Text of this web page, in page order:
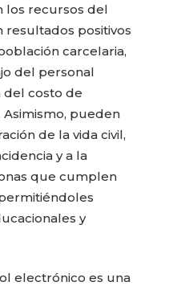
los recursos del
resultados positivos
carcelaria,
del personal
del costo de
Asimismo, pueden
de la vida civil,
y a la
que cumplen
y
electrónico es una